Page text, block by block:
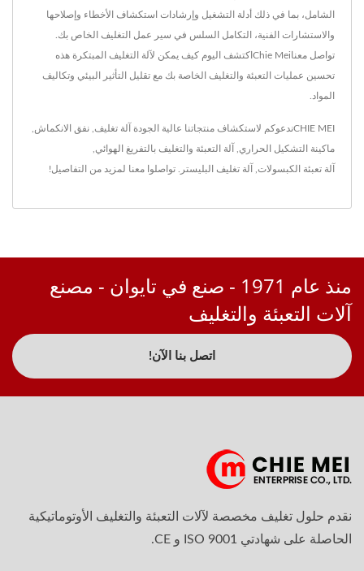
الشامل، بما في ذلك أدلة التشغيل وإرشادات استكشاف الأخطاء وإصلاحها
والاستشارات الفنية، التكامل السلس في سير عمل التغليف الخاص بك.
تواصل معناChie Meiاكتشف اليوم كيف يمكن لآلة التغليف المبتكرة هذه
تحسين عمليات التعبئة والتغليف الخاصة بك مع تقليل التأثير البيئي وتكاليف
المواد.
CHIE MEIندعوكم لاستكشاف منتجاتنا عالية الجودة آلة تغليف نفق الانكماش
ماكينة التشكيل الحراري آلة التعبئة والتغليف بالتفريغ الهوائي
آلة تعبئة الكبسولات آلة تغليف البليستر تواصلوا معنا لمزيد من التفاصيل!
منذ عام 1971 - صنع في تايوان - مصنع
آلات التعبئة والتغليف
اتصل بنا الآن!
نقدم حلول تغليف مخصصة لآلات التعبئة والتغليف الأوتوماتيكية
الحاصلة على شهادتي ISO 9001 و CE.